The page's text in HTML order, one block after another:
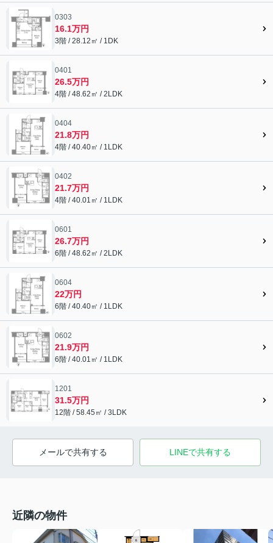
0303
16.1万円
3階 / 28.12㎡ / 1DK
0401
26.5万円
4階 / 48.62㎡ / 2LDK
0404
21.8万円
4階 / 40.40㎡ / 1LDK
0402
21.7万円
4階 / 40.01㎡ / 1LDK
0601
26.7万円
6階 / 48.62㎡ / 2LDK
0604
22万円
6階 / 40.40㎡ / 1LDK
0602
21.9万円
6階 / 40.01㎡ / 1LDK
1201
31.5万円
12階 / 58.45㎡ / 3LDK
メールで共有する LINEで共有する
近隣の物件